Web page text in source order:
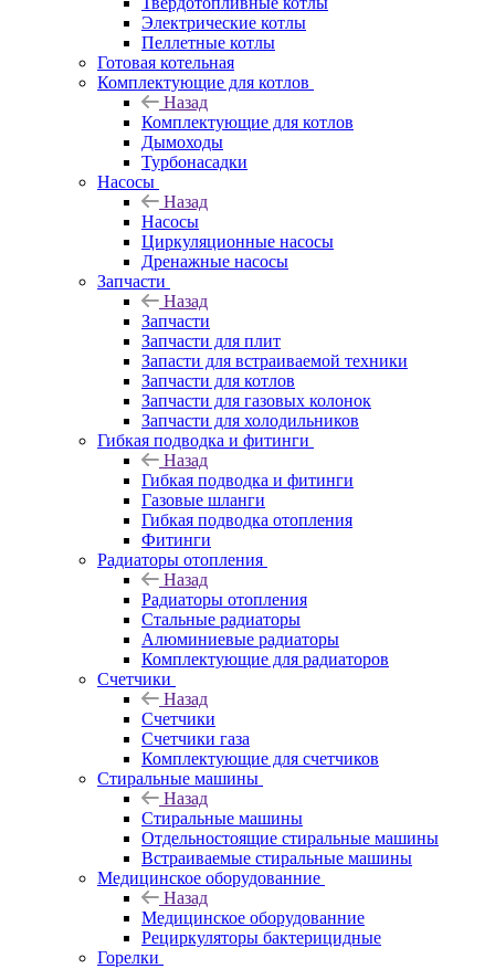
Электрические котлы
Пеллетные котлы
Готовая котельная
Комплектующие для котлов
Назад
Комплектующие для котлов
Дымоходы
Турбонасадки
Насосы
Назад
Насосы
Циркуляционные насосы
Дренажные насосы
Запчасти
Назад
Запчасти
Запчасти для плит
Запасти для встраиваемой техники
Запчасти для котлов
Запчасти для газовых колонок
Запчасти для холодильников
Гибкая подводка и фитинги
Назад
Гибкая подводка и фитинги
Газовые шланги
Гибкая подводка отопления
Фитинги
Радиаторы отопления
Назад
Радиаторы отопления
Стальные радиаторы
Алюминиевые радиаторы
Комплектующие для радиаторов
Счетчики
Назад
Счетчики
Счетчики газа
Комплектующие для счетчиков
Стиральные машины
Назад
Стиральные машины
Отдельностоящие стиральные машины
Встраиваемые стиральные машины
Медицинское оборудованние
Назад
Медицинское оборудованние
Рециркуляторы бактерицидные
Горелки